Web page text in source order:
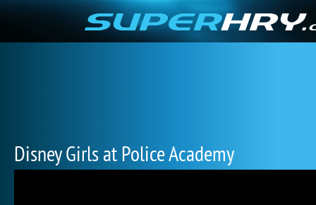
Disney Girls at Police Academy